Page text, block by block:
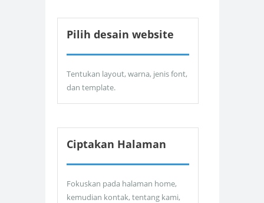
Pilih desain website
Tentukan layout, warna, jenis font,
dan template.
Ciptakan Halaman
Fokuskan pada halaman home,
kemudian kontak, tentang kami,